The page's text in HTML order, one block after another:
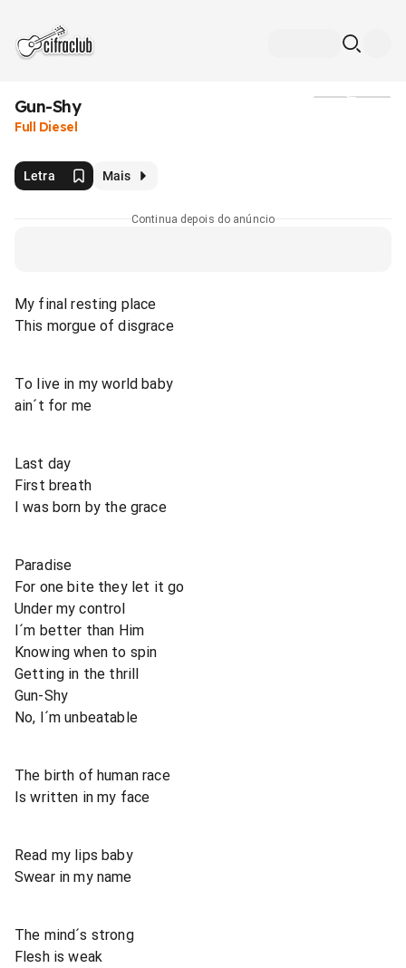
Gun-Shy
Full Diesel
Letra Mais
Continua depois do anúncio
My final resting place
This morgue of disgrace
To live in my world baby
ain´t for me
Last day
First breath
I was born by the grace
Paradise
For one bite they let it go
Under my control
I´m better than Him
Knowing when to spin
Getting in the thrill
Gun-Shy
No, I´m unbeatable
The birth of human race
Is written in my face
Read my lips baby
Swear in my name
The mind´s strong
Flesh is weak